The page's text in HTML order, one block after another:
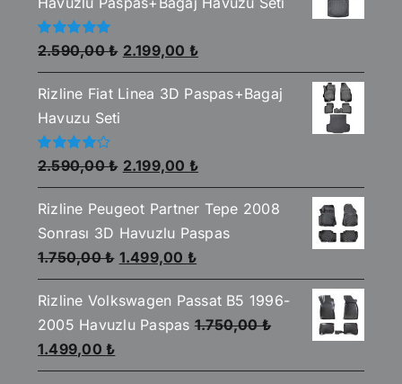
5
üzerinden
5.00oy aldı
2.590,00₺ Orijinal
fiyat:
2.590,00 ₺.
2.199,00 ₺Şu
andaki
fiyat:
Rizline Fiat Linea 3D Paspas+Bagaj
Havuzu Seti
5
üzerinden
4.00oy
aldı
2.590,00₺ Orijinal
fiyat:
2.590,00 ₺.
2.199,00 ₺Şu
andaki
fiyat:
2.199,00 ₺.
Rizline Peugeot Partner Tepe 2008
Sonrası 3D Havuzlu Paspas
1.750,00₺ Orijinal
fiyat:
1.750,00 ₺.
1.499,00 ₺Şu
andaki
fiyat:
1.499,00 ₺.
Rizline Volkswagen Passat B5 1996-
2005 Havuzlu Paspas 1.750,00₺
Orijinal
fiyat:
1.499,00 ₺Şu
andaki